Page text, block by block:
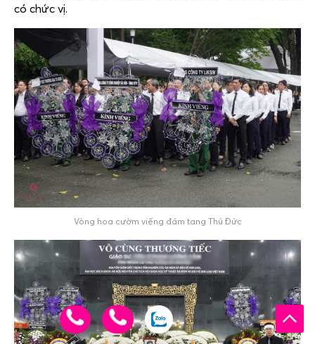
có chức vị.
Vòng hoa cườm viếng đám tang Thủ Đức